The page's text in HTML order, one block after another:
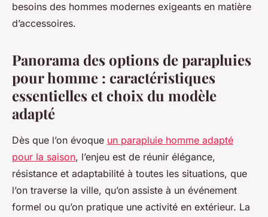
besoins des hommes modernes exigeants en matière
d’accessoires.
Panorama des options de parapluies
pour homme : caractéristiques
essentielles et choix du modèle
adapté
Dès que l’on évoque un parapluie homme adapté
pour la saison, l’enjeu est de réunir élégance,
résistance et adaptabilité à toutes les situations, que
l’on traverse la ville, qu’on assiste à un événement
formel ou qu’on pratique une activité en extérieur. La